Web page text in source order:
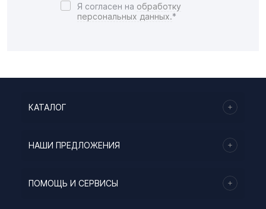
Я согласен на обработку
персональных данных.*
КАТАЛОГ
НАШИ ПРЕДЛОЖЕНИЯ
ПОМОЩЬ И СЕРВИСЫ